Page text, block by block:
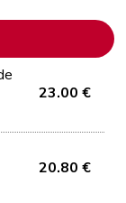
23.00 €
20.80 €